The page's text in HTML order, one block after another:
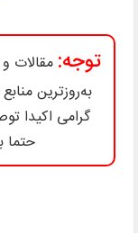
توجه: مقالات
به‌روزترین
گرامی اکیدا
حتما